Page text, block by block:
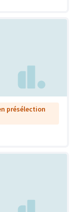
présélection